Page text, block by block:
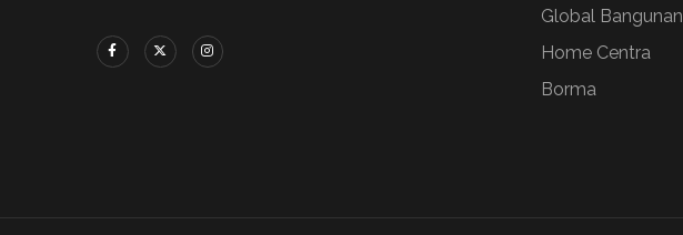
Global Bangunan
Home Centra
Borma